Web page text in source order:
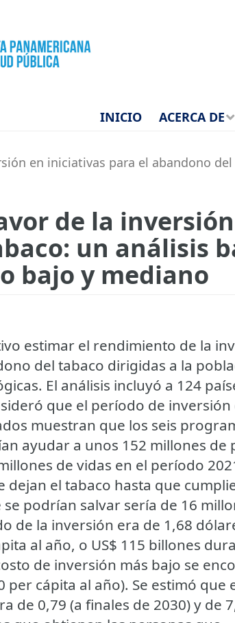
INICIO ACERCA DE
en iniciativas para el abandono
de la
un análisis
bajo y mediano
estimar el rendimiento de la
del tabaco dirigidas a la
El análisis incluyó a 124
que el período de inversión
muestran que los seis
ayudar a unos 152 millones de
de vidas en el período
dejan el tabaco hasta que
podrían salvar sería de 16
de la inversión era de 1,68
al año, o US$ 115 billones
de inversión más bajo se
per cápita al año). Se estimó que
de 0,79 (a finales de 2030) y de